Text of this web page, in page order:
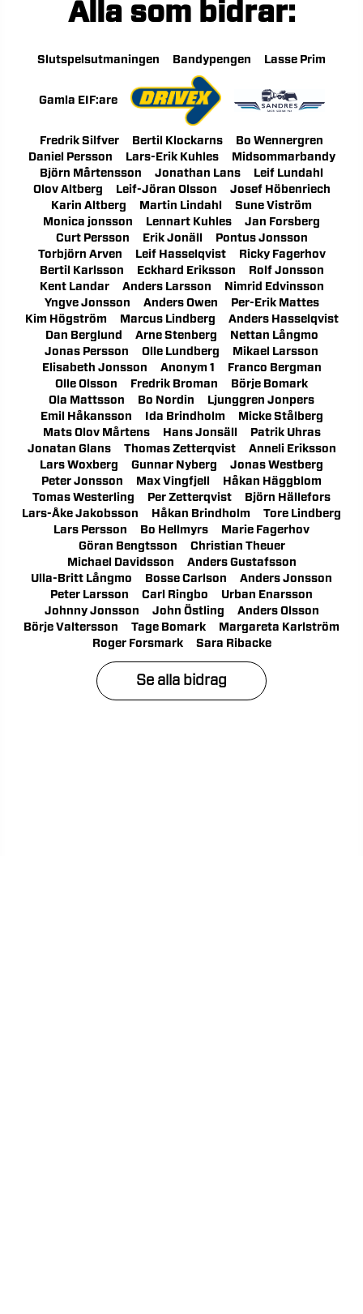
Alla som bidrar:
Slutspelsutmaningen Bandypengen Lasse Prim
Gamla EIF:are
Fredrik Silfver Bertil Klockarns
Bo Wennergren
Daniel Persson
Lars-Erik Kuhles
Midsommarbandy
Björn Mårtensson
Jonathan Lans
Leif Lundahl
Olov Altberg
Leif-Jöran Olsson
Josef Höbenriech
Karin Altberg
Martin Lindahl
Sune Viström
Monica jonsson
Lennart Kuhles
Jan Forsberg
Curt Persson
Erik Jonäll
Pontus Jonsson
Torbjörn Arven
Leif Hasselqvist
Ricky Fagerhov
Bertil Karlsson
Eckhard Eriksson
Rolf Jonsson
Kent Landar
Anders Larsson
Nimrid Edvinsson
Yngve Jonsson
Anders Owen
Per-Erik Mattes
Kim Högström
Marcus Lindberg
Anders Hasselqvist
Dan Berglund
Arne Stenberg
Nettan Långmo
Jonas Persson
Olle Lundberg
Mikael Larsson
Elisabeth Jonsson
Anonym 1
Franco Bergman
Olle Olsson
Fredrik Broman
Börje Bomark
Ola Mattsson
Bo Nordin
Ljunggren Jonpers
Emil Håkansson
Ida Brindholm
Micke Stålberg
Mats Olov Mårtens
Hans Jonsäll
Patrik Uhras
Jonatan Glans
Thomas Zetterqvist
Anneli Eriksson
Lars Woxberg
Gunnar Nyberg
Jonas Westberg
Peter Jonsson
Max Vingfjell
Håkan Häggblom
Tomas Westerling
Per Zetterqvist
Björn Hällefors
Lars-Åke Jakobsson
Håkan Brindholm
Tore Lindberg
Lars Persson
Bo Hellmyrs
Marie Fagerhov
Göran Bengtsson
Christian Theuer
Michael Davidsson
Anders Gustafsson
Ulla-Britt Långmo
Bosse Carlson
Anders Jonsson
Peter Larsson
Carl Ringbo
Urban Enarsson
Johnny Jonsson
John Östling
Anders Olsson
Börje Valtersson
Tage Bomark
Margareta Karlström
Roger Forsmark
Sara Ribacke
Se alla bidrag